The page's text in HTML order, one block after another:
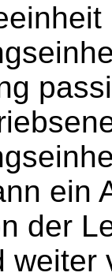
ein
der
weiter